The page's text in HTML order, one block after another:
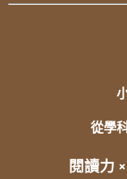
從學
閱讀力